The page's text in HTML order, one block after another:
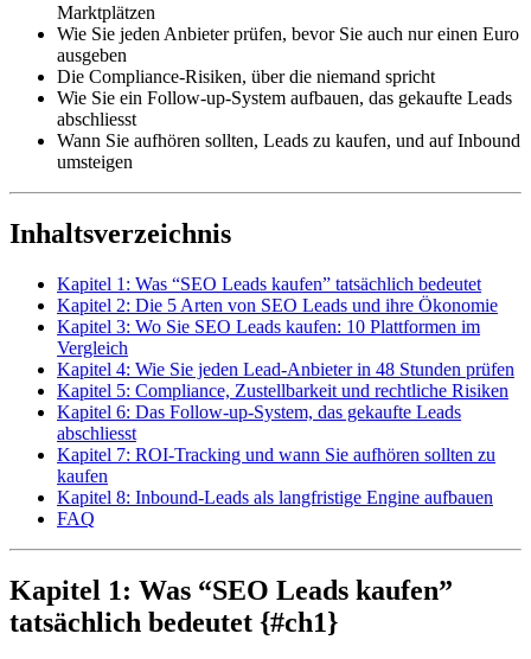
Marktplätzen
Wie Sie jeden Anbieter prüfen, bevor Sie auch nur einen Euro
ausgeben
Die Compliance-Risiken, über die niemand spricht
Wie Sie ein Follow-up-System aufbauen, das gekaufte Leads
abschliesst
Wann Sie aufhören sollten, Leads zu kaufen, und auf Inbound
umsteigen
Inhaltsverzeichnis
Kapitel 1: Was “SEO Leads kaufen” tatsächlich bedeutet
Kapitel 2: Die 5 Arten von SEO Leads und ihre Ökonomie
Kapitel 3: Wo Sie SEO Leads kaufen: 10 Plattformen im
Vergleich
Kapitel 4: Wie Sie jeden Lead-Anbieter in 48 Stunden prüfen
Kapitel 5: Compliance, Zustellbarkeit und rechtliche Risiken
Kapitel 6: Das Follow-up-System, das gekaufte Leads
abschliesst
Kapitel 7: ROI-Tracking und wann Sie aufhören sollten zu
kaufen
Kapitel 8: Inbound-Leads als langfristige Engine aufbauen
FAQ
Kapitel 1: Was “SEO Leads kaufen”
tatsächlich bedeutet {#ch1}